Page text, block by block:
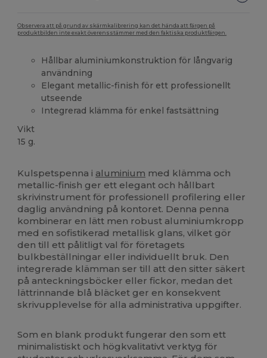
Observera att på grund av skärmkalibrering kan det hända att färgen på
produktbilden inte exakt överensstämmer med den faktiska produktfärgen.
Hållbar aluminiumkonstruktion för långvarig
användning
Elegant metallic-finish för ett professionellt
utseende
Integrerad klämma för enkel fastsättning
Vikt
15 g.
Kulspetspenna i aluminium med klämma och
metallic-finish ger ett elegant och hållbart
skrivinstrument för professionell profilering eller
daglig användning på kontoret. Denna penna
kombinerar en lätt men robust aluminiumkropp
med en sofistikerad metallisk glans, vilket gör
den till ett pålitligt val för företagets
bulkbeställningar eller individuellt bruk. Den
integrerade klämman ser till att den sitter säkert
på anteckningsböcker eller fickor, medan det
lättrinnande blå bläcket ger en konsekvent
skrivupplevelse för alla administrativa uppgifter.
Som en blank produkt fungerar den som ett
minimalistiskt och högkvalitativt verktyg för